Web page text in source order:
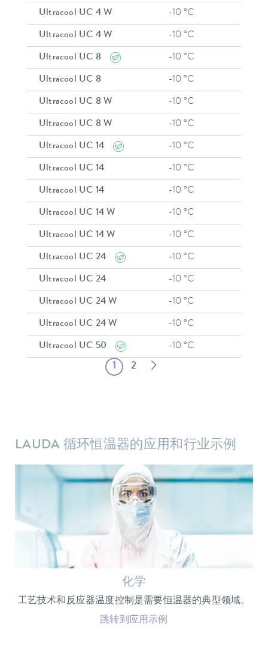
Ultracool UC 4 W -10 °C
Ultracool UC 4 W -10 °C
Ultracool UC 8 -10 °C
Ultracool UC 8 -10 °C
Ultracool UC 8 W -10 °C
Ultracool UC 8 W -10 °C
Ultracool UC 14 -10 °C
Ultracool UC 14 -10 °C
Ultracool UC 14 -10 °C
Ultracool UC 14 W -10 °C
Ultracool UC 14 W -10 °C
Ultracool UC 24 -10 °C
Ultracool UC 24 -10 °C
Ultracool UC 24 W -10 °C
Ultracool UC 24 W -10 °C
Ultracool UC 50 -10 °C
1 2
LAUDA 循环恒温器的应用和行业示例
化学
工艺技术和反应器温度控制是需要恒温器的典型领域。
跳转到应用示例